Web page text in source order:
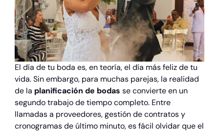
El día de tu boda es, en teoría, el día más feliz de tu
vida. Sin embargo, para muchas parejas, la realidad
de la planificación de bodas se convierte en un
segundo trabajo de tiempo completo. Entre
llamadas a proveedores, gestión de contratos y
cronogramas de último minuto, es fácil olvidar que el